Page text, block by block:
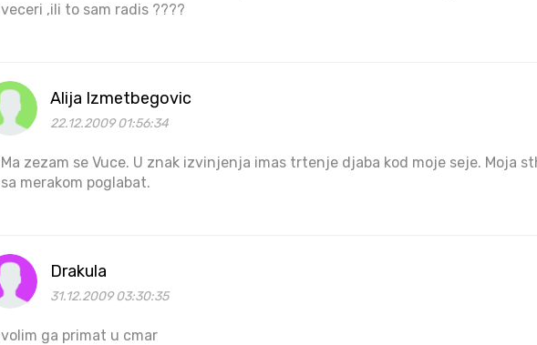
veceri ,ili to sam radis ????
Alija Izmetbegovic
22.12.2009 01:56:34
Ma zezam se Vuce. U znak izvinjenja imas trtenje djaba kod moje seje. Moja
sa merakom poglabat.
Drakula
31.12.2009 03:30:35
volim ga primat u cmar